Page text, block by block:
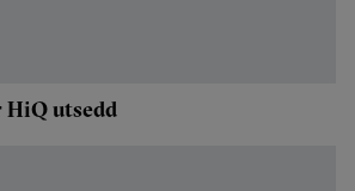
utsedd